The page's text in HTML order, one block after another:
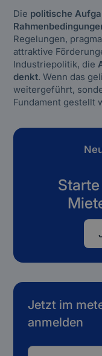
Die politische
Regelungen,
attraktive
Industriepolitik, die
denkt. Wenn das
weitergeführt,
Fundament gestellt
Jetzt im
anmelden